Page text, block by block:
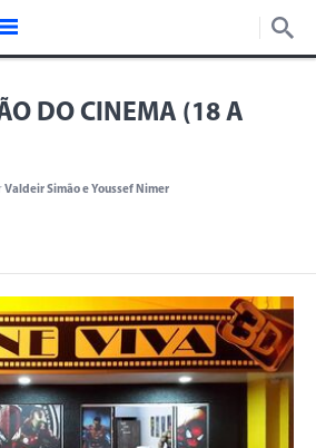
DO CINEMA (18 A
Valdeir Simão e Youssef Nimer